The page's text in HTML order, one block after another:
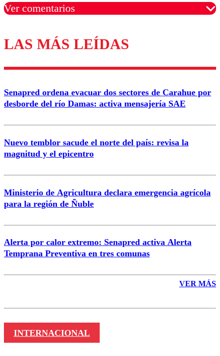
Ver comentarios
Los comentarios son moderados para garantizar un
diálogo respetuoso.
Correo
LAS MÁS LEÍDAS
Senapred ordena evacuar dos sectores de Carahue por
desborde del río Damas: activa mensajería SAE
Nuevo temblor sacude el norte del país: revisa la
magnitud y el epicentro
Ministerio de Agricultura declara emergencia agrícola
para la región de Ñuble
Alerta por calor extremo: Senapred activa Alerta
Temprana Preventiva en tres comunas
VER MÁS
INTERNACIONAL